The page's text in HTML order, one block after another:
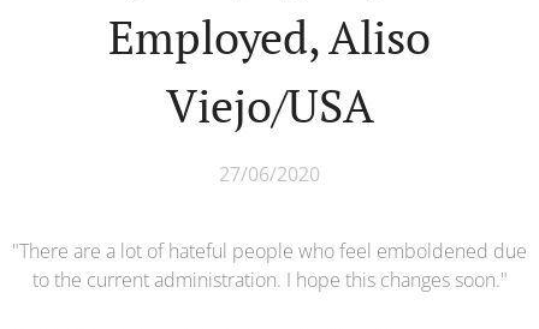
Employed, Aliso
Viejo/USA
27/06/2020
"There are a lot of hateful people who feel emboldened due
to the current administration. I hope this changes soon."